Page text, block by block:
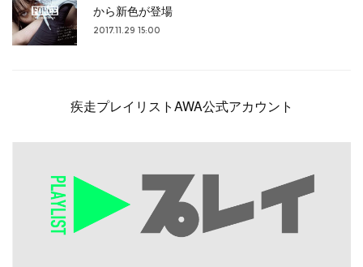
から新色が登場
2017.11.29 15:00
疾走プレイリストAWA公式アカウント